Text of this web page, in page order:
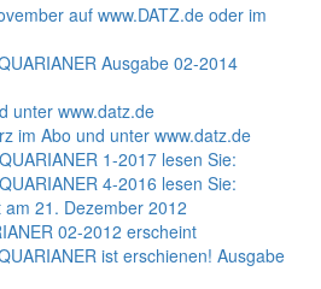
auf www.DATZ.de oder im
Ausgabe 02-2014
unter www.datz.de
im Abo und unter www.datz.de
1-2017 lesen Sie:
4-2016 lesen Sie:
21. Dezember 2012
02-2012 erscheint
ist erschienen! Ausgabe